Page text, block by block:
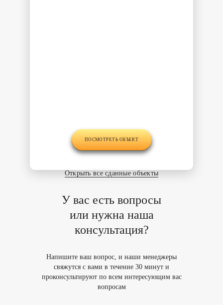
ПОСМОТРЕТЬ ОБЪЕКТ
Открыть все сданные объекты
У вас есть вопросы
или нужна наша
консультация?
Напишите ваш вопрос, и наши менеджеры
свяжутся с вами в течение 30 минут и
проконсультируют по всем интересующим вас
вопросам